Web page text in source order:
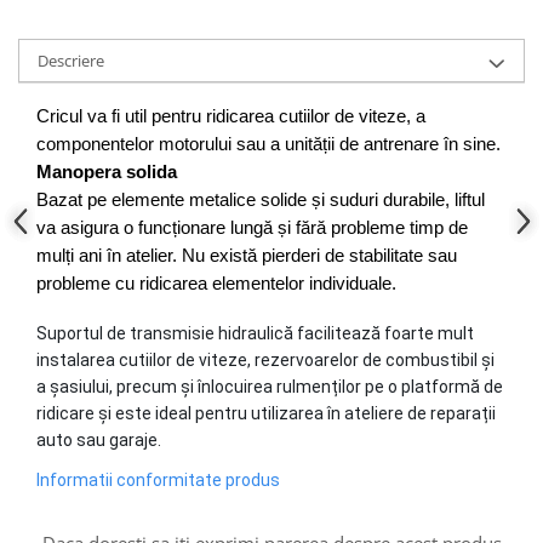
Alfa romeo
Audi
Bmw
Chevrolet
Chrysler
Citroen
Dacia
Jaguar
Jeep
Lancia
Land Rover
Mercedes
Descriere
Cricul va fi util pentru ridicarea cutiilor de viteze, a
componentelor motorului sau a unității de antrenare în sine.
Manopera solida
Bazat pe elemente metalice solide și suduri durabile, liftul
va asigura o funcționare lungă și fără probleme timp de
mulți ani în atelier. Nu există pierderi de stabilitate sau
probleme cu ridicarea elementelor individuale.
Suportul de transmisie hidraulică facilitează foarte mult
instalarea cutiilor de viteze, rezervoarelor de combustibil și
a șasiului, precum și înlocuirea rulmenților pe o platformă de
ridicare și este ideal pentru utilizarea în ateliere de reparații
auto sau garaje.
Informatii conformitate produs